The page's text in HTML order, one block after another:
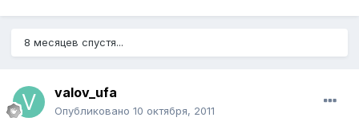
8 месяцев спустя...
valov_ufa
Опубликовано 10 октября, 2011